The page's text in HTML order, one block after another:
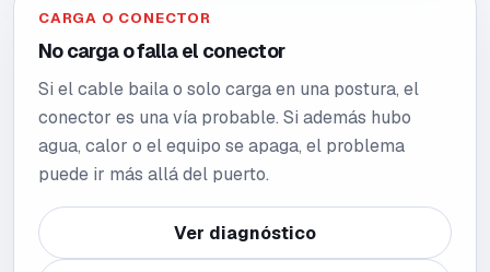
CARGA O CONECTOR
No carga o falla el conector
Si el cable baila o solo carga en una postura, el
conector es una vía probable. Si además hubo
agua, calor o el equipo se apaga, el problema
puede ir más allá del puerto.
Ver diagnóstico